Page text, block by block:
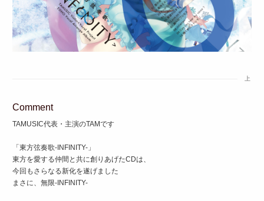
上
Comment
TAMUSIC代表・主演のTAMです
「東方弦奏歌-INFINITY-」
東方を愛する仲間と共に創りあげたCDは、
今回もさらなる新化を遂げました
まさに、無限-INFINITY-